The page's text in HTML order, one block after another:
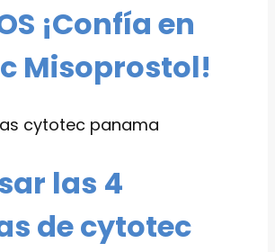
¡Confía en
Misoprostol!
las 4
de cytotec